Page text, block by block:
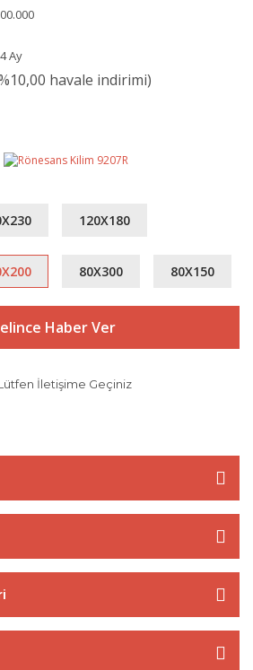
Ay
havale indirimi)
120X180
80X300 80X150
Haber Ver
İletişime Geçiniz